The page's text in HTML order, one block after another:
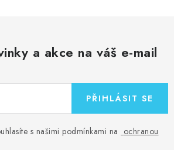
a akce na váš e-mail
s našimi podmínkami na ochranou
PŘIHLÁSIT SE